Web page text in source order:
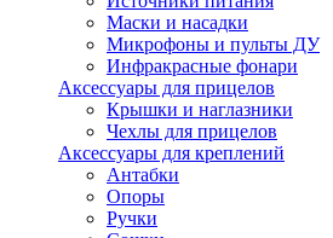
Маски и насадки
Микрофоны и пульты ДУ
Инфракрасные фонари
Аксессуары для прицелов
Крышки и наглазники
Чехлы для прицелов
Аксессуары для креплений
Антабки
Опоры
Ручки